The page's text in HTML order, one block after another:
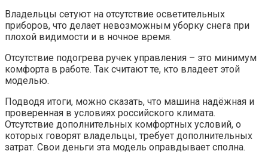
Владельцы сетуют на отсутствие осветительных
приборов, что делает невозможным уборку снега при
плохой видимости и в ночное время.
Отсутствие подогрева ручек управления – это минимум
комфорта в работе. Так считают те, кто владеет этой
моделью.
Подводя итоги, можно сказать, что машина надёжная и
проверенная в условиях российского климата.
Отсутствие дополнительных комфортных условий, о
которых говорят владельцы, требует дополнительных
затрат. Свои деньги эта модель оправдывает сполна.